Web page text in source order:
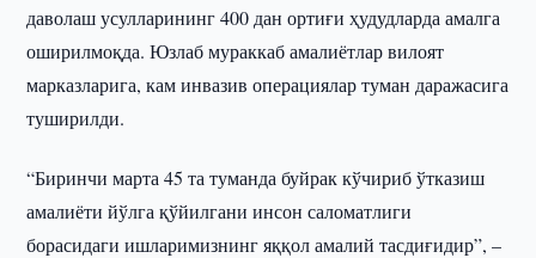
даволаш усулларининг 400 дан ортиғи ҳудудларда амалга
оширилмоқда. Юзлаб мураккаб амалиётлар вилоят
марказларига, кам инвазив операциялар туман даражасига
туширилди.
“Биринчи марта 45 та туманда буйрак кўчириб ўтказиш
амалиёти йўлга қўйилгани инсон саломатлиги
борасидаги ишларимизнинг яққол амалий тасдиғидир”, –